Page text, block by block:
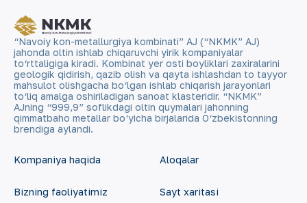
“Navoiy kon-metallurgiya kombinati” AJ (“NKMK” AJ)
jahonda oltin ishlab chiqaruvchi yirik kompaniyalar
to‘rttaligiga kiradi. Kombinat yer osti boyliklari zaxiralarini
geologik qidirish, qazib olish va qayta ishlashdan to tayyor
mahsulot olishgacha bo‘lgan ishlab chiqarish jarayonlari
to‘liq amalga oshiriladigan sanoat klasteridir. “NKMK”
AJning “999,9” soflikdagi oltin quymalari jahonning
qimmatbaho metallar bo‘yicha birjalarida O‘zbekistonning
brendiga aylandi.
Kompaniya haqida
Bizning faoliyatimiz
Aloqalar
Sayt xaritasi